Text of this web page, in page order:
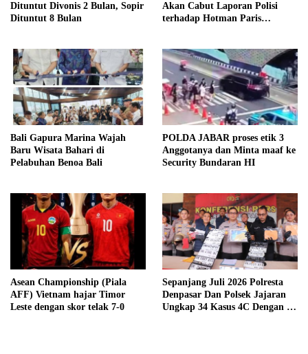
Dituntut Divonis 2 Bulan, Sopir
Dituntut 8 Bulan
Akan Cabut Laporan Polisi
terhadap Hotman Paris
Bali Gapura Marina Wajah
Baru Wisata Bahari di
Pelabuhan Benoa Bali
POLDA JABAR proses etik 3
Anggotanya dan Minta maaf ke
Security Bundaran HI
Asean Championship (Piala
AFF) Vietnam hajar Timor
Leste dengan skor telak 7-0
Sepanjang Juli 2026 Polresta
Denpasar Dan Polsek Jajaran
Ungkap 34 Kasus 4C Dengan 42